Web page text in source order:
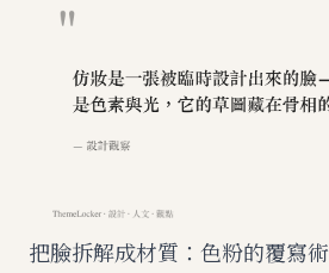
把臉拆解成材質：色粉的覆寫術